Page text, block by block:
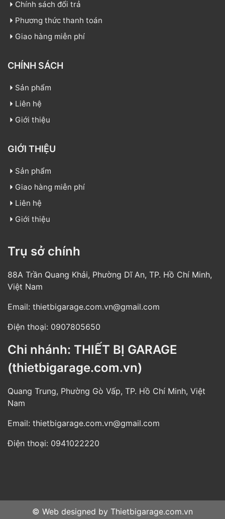
Chính sách đổi trả
Phương thức thanh toán
Giao hàng miễn phí
CHÍNH SÁCH
Sản phẩm
Liên hệ
Giới thiệu
GIỚI THIỆU
Sản phẩm
Giao hàng miễn phí
Liên hệ
Giới thiệu
Trụ sở chính
88A Trần Quang Khải, Phường Dĩ An, TP. Hồ Chí Minh,
Việt Nam
Email: thietbigarage.com.vn@gmail.com
Điện thoại: 0907805650
Chi nhánh: THIẾT BỊ GARAGE
(thietbigarage.com.vn)
Quang Trung, Phường Gò Vấp, TP. Hồ Chí Minh, Việt
Nam
Email: thietbigarage.com.vn@gmail.com
Điện thoại: 0941022220
© Web designed by Thietbigarage.com.vn